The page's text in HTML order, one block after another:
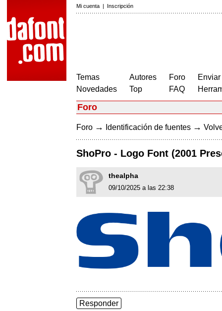
Mi cuenta | Inscripción
Temas
Novedades
Autores
Top
Foro
FAQ
Foro
Foro → Identificación de fuentes →
ShoPro - Logo Font (2001
thealpha
09/10/2025 a las 22:38
Responder